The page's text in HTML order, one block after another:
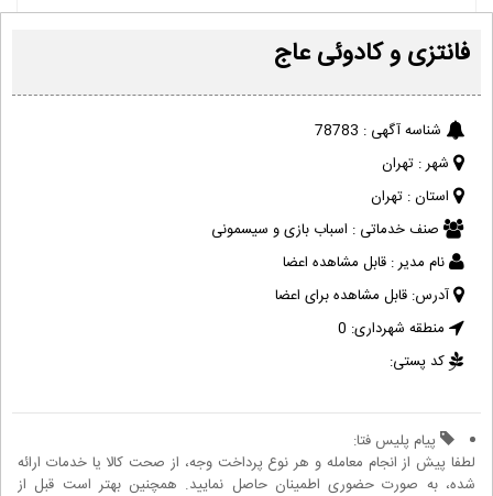
فانتزی و کادوئی عاج
شناسه آگهی : 78783
شهر : تهران
استان : تهران
صنف خدماتی : اسباب بازی و سیسمونی
نام مدیر : قابل مشاهده اعضا
آدرس: قابل مشاهده برای اعضا
منطقه شهرداری: 0
کد پستی:
پیام پلیس فتا:
لطفا پیش از انجام معامله و هر نوع پرداخت وجه، از صحت کالا یا خدمات ارائه
شده، به صورت حضوری اطمینان حاصل نمایید. همچنین بهتر است قبل از